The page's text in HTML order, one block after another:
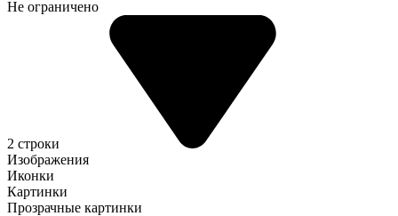
Не ограничено
2 строки
Изображения
Иконки
Картинки
Прозрачные картинки